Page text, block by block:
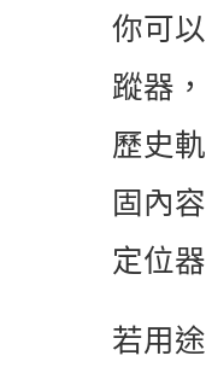
你可
蹤器
歷史
固內
定位
若用